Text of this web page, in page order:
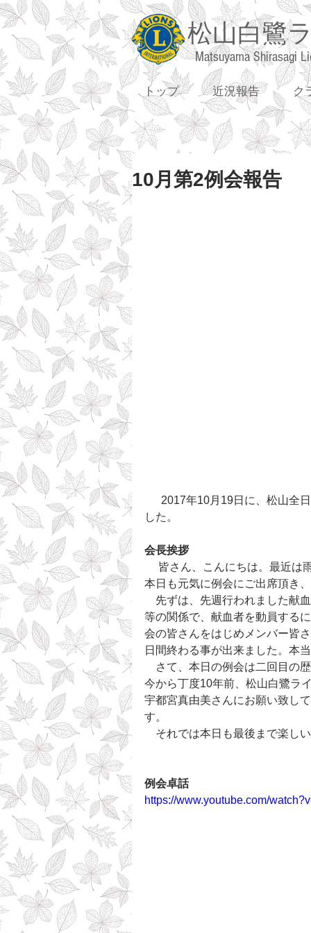
松山白鷺
Matsuyama Shirasagi
トップ 近況報告 ク
10月第2例会報告
した。
会長挨拶
皆さん、こんにちは。最近は
本日も元気に例会にご出席頂き
先ずは、先週行われました献
等の関係で、献血者を動員する
会の皆さんをはじめメンバー皆
日間終わる事が出来ました。本
さて、本日の例会は二回目の
今から丁度10年前、松山白鷺ラ
宇都宮真由美さんにお願い致し
す。
それでは本日も最後まで楽し
例会卓話
https://www.youtube.com/